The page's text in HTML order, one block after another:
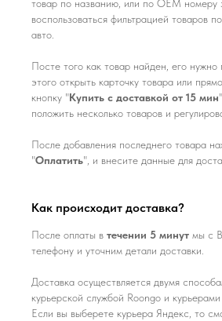
товар по названию, или по ОЕМ номеру
воспользоваться фильтрацией товаров
авто.
Посте того как товар найден, его нужно
этого открыть карточку товара или
кнопку "Купить с доставкой от 15 мин
положить несколько товаров и
После добавления последнего товара
"Оплатить", и внесите данные для
Как происходит доставка?
После оплаты в течении 5 минут мы с
телефону и уточним детали доставки.
Доставка осуществляется двумя
курьерской службой Roongo и
Если вы выберете курьера Яндекс, то